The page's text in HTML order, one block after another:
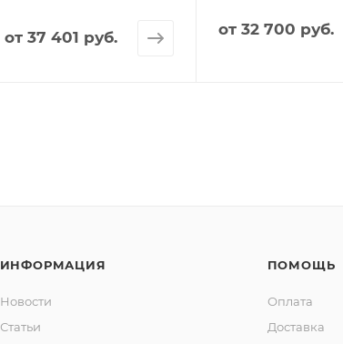
от37 401 руб. от 32 700 руб.
ИНФОРМАЦИЯ
Новости
Статьи
ПОМОЩЬ
Оплата
Доставка